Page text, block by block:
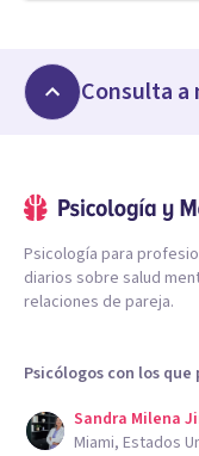
Consulta
Psicología para
diarios sobre salud
relaciones de pareja.
Psicólogos con los
Sandra Milena
Miami, Estados